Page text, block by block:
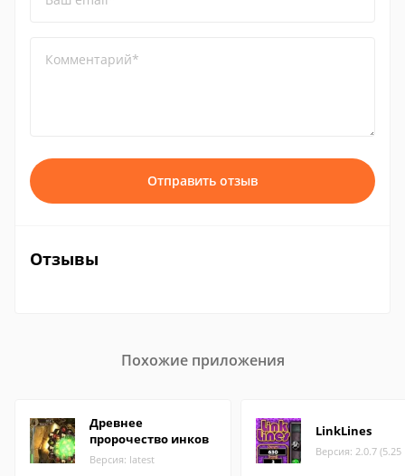
Комментарий*
Отправить отзыв
Отзывы
Похожие приложения
Древнее
пророчество инков
Версия: latest
LinkLines
Версия: 2.0.7